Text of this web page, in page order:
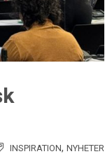
INSPIRATION, NYHETER